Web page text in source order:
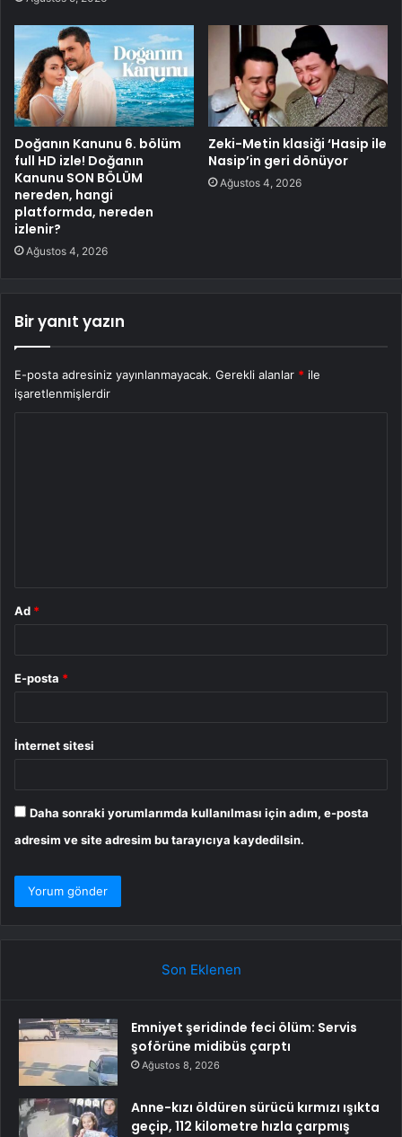
Doğanın Kanunu 6. bölüm
full HD izle! Doğanın
Kanunu SON BÖLÜM
nereden, hangi
platformda, nereden
izlenir?
Ağustos 4, 2026
Zeki-Metin klasiği ‘Hasip ile
Nasip’in geri dönüyor
Ağustos 4, 2026
Bir yanıt yazın
E-posta adresiniz yayınlanmayacak. Gerekli alanlar * ile
işaretlenmişlerdir
Ad *
E-posta *
İnternet sitesi
Daha sonraki yorumlarımda kullanılması için adım, e-posta
adresim ve site adresim bu tarayıcıya kaydedilsin.
Son Eklenen
Emniyet şeridinde feci ölüm: Servis
şoförüne midibüs çarptı
Ağustos 8, 2026
Anne-kızı öldüren sürücü kırmızı ışıkta
geçip, 112 kilometre hızla çarpmış